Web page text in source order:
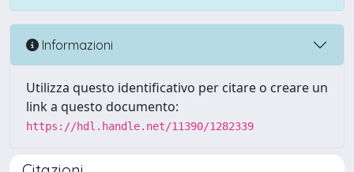
Informazioni
Utilizza questo identificativo per citare o creare un
link a questo documento:
https://hdl.handle.net/11390/1282339